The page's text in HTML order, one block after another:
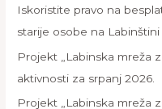
Iskoristite pravo na
starije osobe na Labinštini
Projekt „Labinska mreža
aktivnosti za srpanj 2026.
Projekt „Labinska mreža